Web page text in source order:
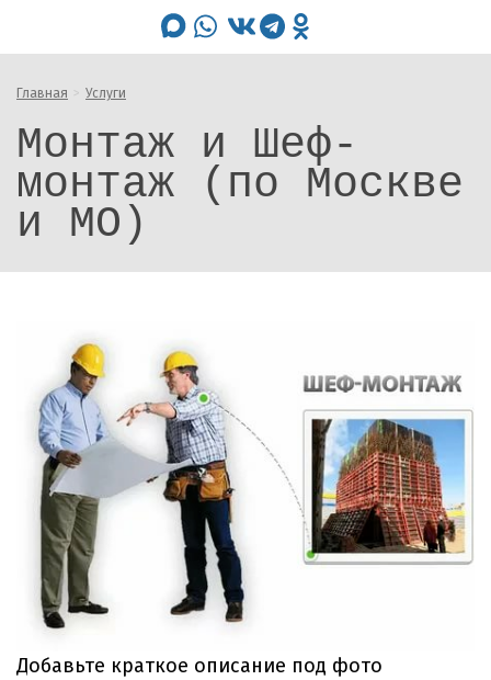
max whatsapp
vk telegramodnoklassniki
Главная Услуги
Монтаж и Шеф-
монтаж (по Москве
и МО)
Добавьте краткое описание под фото